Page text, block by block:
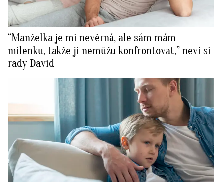
“Manželka je mi nevěrná, ale sám mám
milenku, takže ji nemůžu konfrontovat,” neví si
rady David